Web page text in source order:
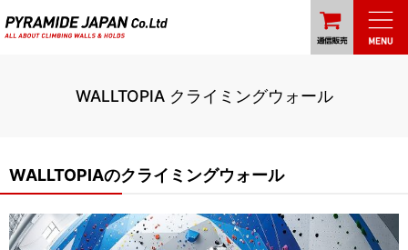
WALLTOPIA クライミングウォール
WALLTOPIAのクライミングウォール